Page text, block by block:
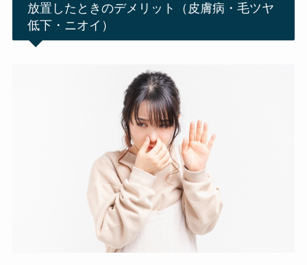
放置したときのデメリット（皮膚病・毛ツヤ
低下・ニオイ）